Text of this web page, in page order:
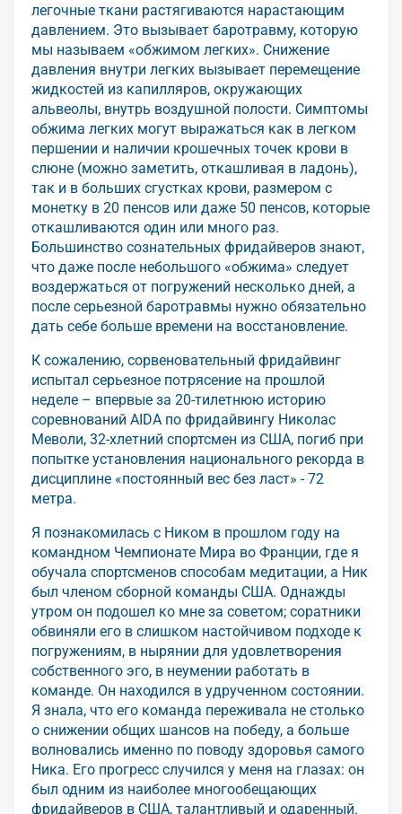
легочные ткани растягиваются нарастающим
давлением. Это вызывает баротравму, которую
мы называем «обжимом легких». Снижение
давления внутри легких вызывает перемещение
жидкостей из капилляров, окружающих
альвеолы, внутрь воздушной полости. Симптомы
обжима легких могут выражаться как в легком
першении и наличии крошечных точек крови в
слюне (можно заметить, откашливая в ладонь),
так и в больших сгустках крови, размером с
монетку в 20 пенсов или даже 50 пенсов, которые
откашливаются один или много раз.
Большинство сознательных фридайверов знают,
что даже после небольшого «обжима» следует
воздержаться от погружений несколько дней, а
после серьезной баротравмы нужно обязательно
дать себе больше времени на восстановление.
К сожалению, сорвеновательный фридайвинг
испытал серьезное потрясение на прошлой
неделе – впервые за 20-тилетнюю историю
соревнований AIDA по фридайвингу Николас
Меволи, 32-хлетний спортсмен из США, погиб при
попытке установления национального рекорда в
дисциплине «постоянный вес без ласт» - 72
метра.
Я познакомилась с Ником в прошлом году на
командном Чемпионате Мира во Франции, где я
обучала спортсменов способам медитации, а Ник
был членом сборной команды США. Однажды
утром он подошел ко мне за советом; соратники
обвиняли его в слишком настойчивом подходе к
погружениям, в нырянии для удовлетворения
собственного эго, в неумении работать в
команде. Он находился в удрученном состоянии.
Я знала, что его команда переживала не столько
о снижении общих шансов на победу, а больше
волновались именно по поводу здоровья самого
Ника. Его прогресс случился у меня на глазах: он
был одним из наиболее многообещающих
фридайверов в США, талантливый и одаренный.